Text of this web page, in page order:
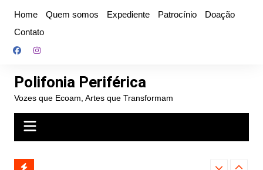
conteúdo
Home Quem somos Expediente Patrocínio
Doação
Contato
Polifonia Periférica
Vozes que Ecoam, Artes que Transformam
e abre
Farofa